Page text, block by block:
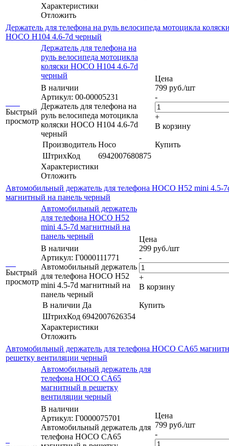
Характеристики
Отложить
Держатель для телефона на руль велосипеда мотоцикла
HOCO H104 4.6-7d черный
Быстрый
просмотр
Держатель для телефона на
руль велосипеда мотоцикла
коляски HOCO H104 4.6-7d
черный
В наличии
Артикул: 00-00005231
Держатель для телефона на
руль велосипеда мотоцикла
коляски HOCO H104 4.6-7d
черный
Производитель Hoco
ШтрихКод
6942007680875
Характеристики
Отложить
Цена
799 руб./шт
-
+
В корзину
Купить
Автомобильный держатель для телефона HOCO H52 mini 4.5-
магнитный на панель черный
Быстрый
просмотр
Автомобильный держатель
для телефона HOCO H52
mini 4.5-7d магнитный на
панель черный
В наличии
Артикул: Г0000111771
Автомобильный держатель
для телефона HOCO H52
mini 4.5-7d магнитный на
панель черный
В наличии Да
ШтрихКод 6942007626354
Характеристики
Отложить
Цена
299 руб./шт
-
+
В корзину
Купить
Автомобильный держатель для телефона HOCO CA65
решетку вентиляции черный
Автомобильный держатель для
телефона HOCO CA65
магнитный в решетку
вентиляции черный
В наличии
Артикул: Г0000075701
Автомобильный держатель для
телефона HOCO CA65
Цена
799 руб./шт
-